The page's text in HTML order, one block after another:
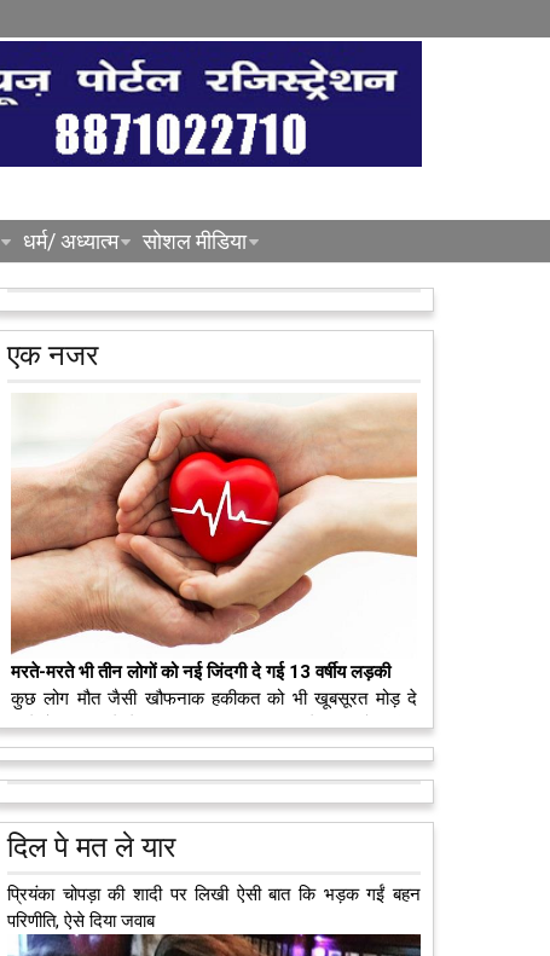
धर्म/ अध्यात्म सोशल मीडिया
एक नजर
मरते-मरते भी तीन लोगों को नई जिंदगी दे गई 13 वर्षीय लड़की
कुछ लोग मौत जैसी खौफनाक हकीकत को भी खूबसूरत मोड़ दे
जाते हैं। वह मरने के बाद भी इस धरती पर अपने आप को जीवित
छोड़ ज़ाते हैं। दुनिया को अलविदा कह चुकी 13... आगे पढ़ें
दिल पे मत ले यार
प्रियंका चोपड़ा की शादी पर लिखी ऐसी बात कि भड़क गईं बहन
परिणीति, ऐसे दिया जवाब